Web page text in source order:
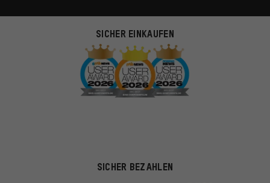
SICHER EINKAUFEN
SICHER BEZAHLEN